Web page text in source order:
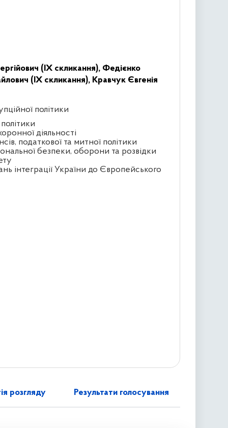
(IX скликання), Федієнко
(IX скликання), Кравчук Євгенія
політики
діяльності
податкової та митної політики
безпеки, оборони та розвідки
інтеграції України до Європейського
розгляду Результати голосування